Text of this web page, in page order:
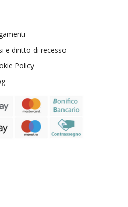
e diritto di recesso
Policy